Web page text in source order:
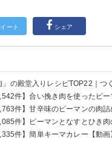
ート シェア
」の殿堂入りレシピTOP22｜つ
件】合い挽き肉を使ったピー
件】甘辛味のピーマンの肉詰
件】ピーマンとなすとひき肉
件】簡単キーマカレー【動画